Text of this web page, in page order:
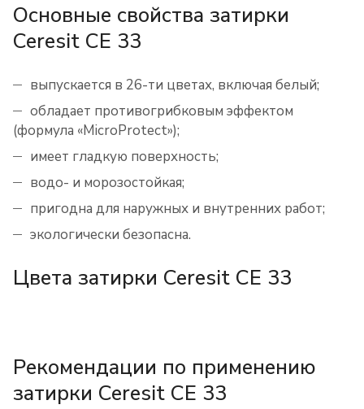
Основные свойства затирки
Ceresit CE 33
выпускается в 26-ти цветах, включая белый;
обладает противогрибковым эффектом
(формула «MicroProtect»);
имеет гладкую поверхность;
водо- и морозостойкая;
пригодна для наружных и внутренних работ;
экологически безопасна.
Цвета затирки Ceresit CE 33
Рекомендации по применению
затирки Ceresit CE 33